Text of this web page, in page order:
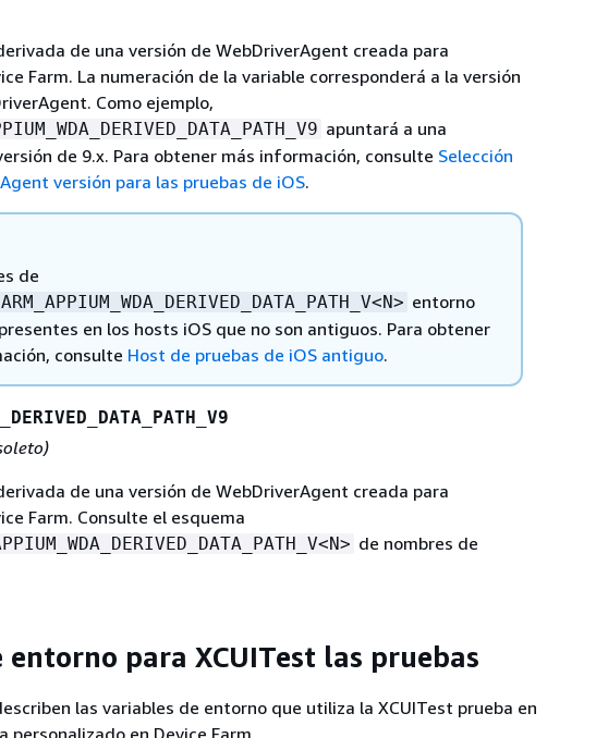
de una versión de WebDriverAgent creada para
Farm. La numeración de la variable corresponderá a la versión
Como ejemplo,
apuntará a una
de 9.x. Para obtener más información, consulte Selección
versión para las pruebas de iOS.
de
entorno
en los hosts iOS que no son antiguos. Para obtener
consulte Host de pruebas de iOS antiguo.
de una versión de WebDriverAgent creada para
Farm. Consulte el esquema
de nombres de
entorno para XCUITest las pruebas
las variables de entorno que utiliza la XCUITest prueba en